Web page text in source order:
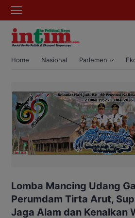
Home Nasional Parlemen
Lomba Mancing Udang
Perumdam Tirta Arut,
Jaga Alam dan Kenalkan